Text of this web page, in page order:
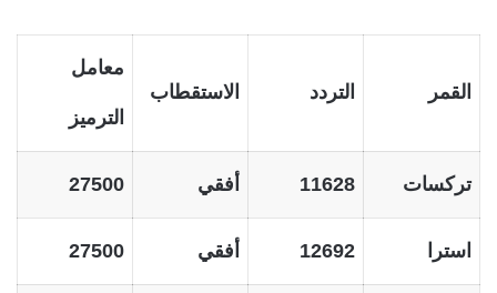
القمر التردد الاستقطاب
معامل
الترميز
تركسات 11628 أفقي 27500
استرا 12692 أفقي 27500